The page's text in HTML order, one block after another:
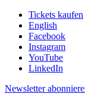
Tickets kaufen
English
Facebook
Instagram
YouTube
LinkedIn
Newsletter